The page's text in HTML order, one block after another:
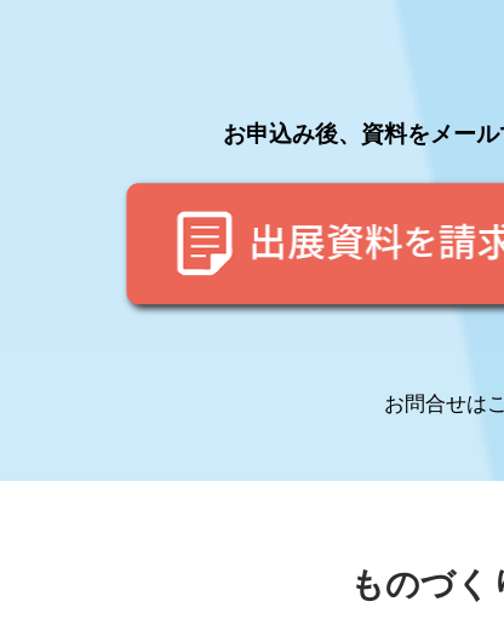
東
京
お申込み後、資料をメー
お問合せは
ものづく